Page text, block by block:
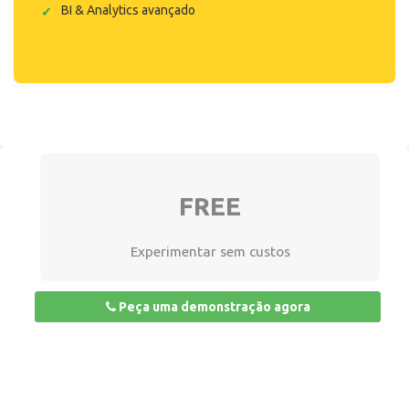
BI & Analytics avançado
FREE
Experimentar sem custos
Peça uma demonstração agora